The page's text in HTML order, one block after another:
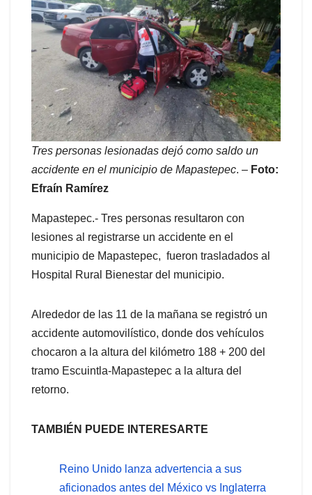
Tres personas lesionadas dejó como saldo un
accidente en el municipio de Mapastepec. – Foto:
Efraín Ramírez
Mapastepec.- Tres personas resultaron con
lesiones al registrarse un accidente en el
municipio de Mapastepec, fueron trasladados al
Hospital Rural Bienestar del municipio.
Alrededor de las 11 de la mañana se registró un
accidente automovilístico, donde dos vehículos
chocaron a la altura del kilómetro 188 + 200 del
tramo Escuintla-Mapastepec a la altura del
retorno.
TAMBIÉN PUEDE INTERESARTE
Reino Unido lanza advertencia a sus
aficionados antes del México vs Inglaterra